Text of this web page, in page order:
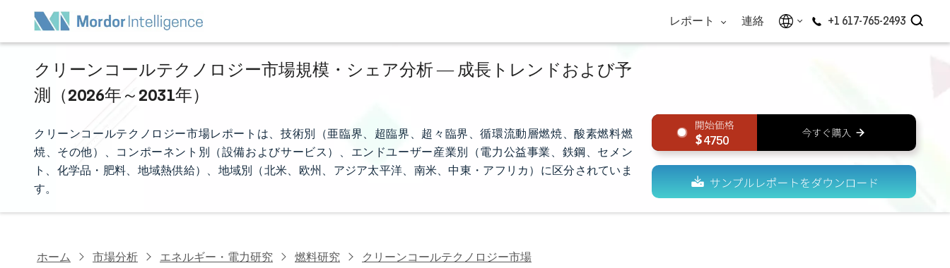
レポート 連絡 +1 617-765-2493
クリーンコールテクノロジー市場規模・シェア分析 ― 成長トレンドおよび予
測（2026年～2031年）
クリーンコールテクノロジー市場レポートは、技術別（亜臨界、超臨界、超々臨界、循環流動層燃焼、酸素燃料燃
焼、その他）、コンポーネント別（設備およびサービス）、エンドユーザー産業別（電力公益事業、鉄鋼、セメン
ト、化学品・肥料、地域熱供給）、地域別（北米、欧州、アジア太平洋、南米、中東・アフリカ）に区分されていま
す。
4750
ホーム 市場分析 エネルギー・電力研究 燃料研究 クリーンコールテクノロジー市場